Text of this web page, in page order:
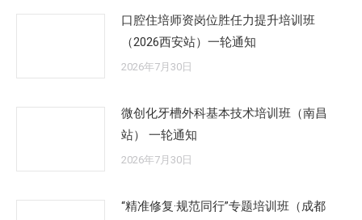
口腔住培师资岗位胜任力提升培训班
（2026西安站）一轮通知
2026年7月30日
微创化牙槽外科基本技术培训班（南昌
站） 一轮通知
2026年7月30日
“精准修复·规范同行”专题培训班（成都